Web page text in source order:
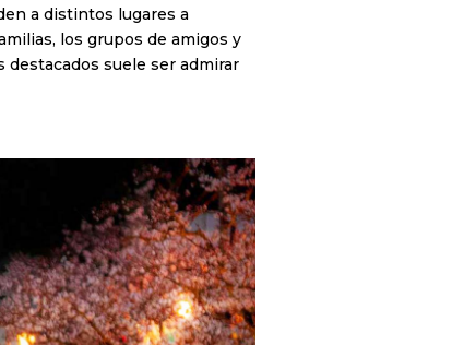
a distintos lugares a
los grupos de amigos y
suele ser admirar